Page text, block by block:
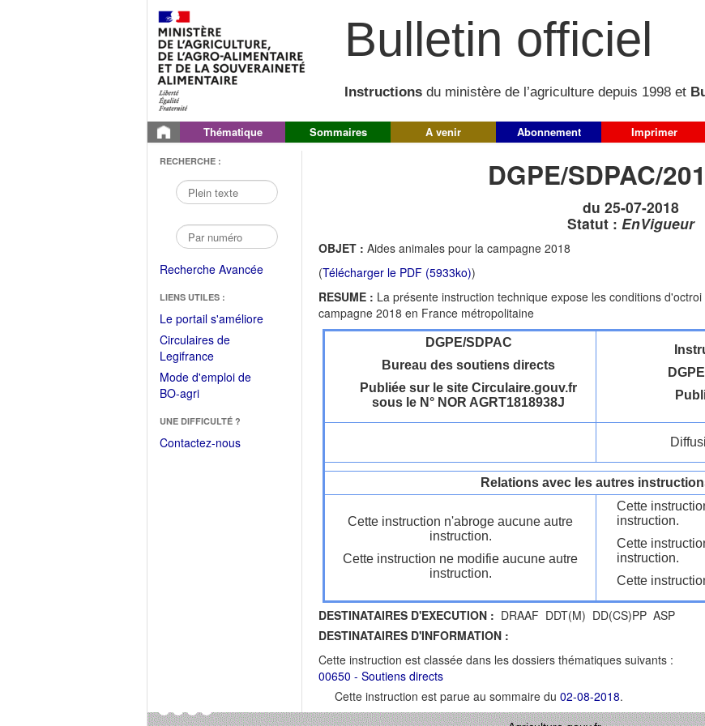
Bulletin officiel
Instructions du ministère de l’agriculture depuis 1998 et
Thématique Sommaires A venir Abonnement Imprimer
RECHERCHE :
Recherche Avancée
LIENS UTILES :
Le portail s'améliore(Fichier
Circulaires de
Legifrance(Ouvrir
dans
une
fenêtre)
Mode d'emploi de
BO-agri(Ouvrir
une
nouvelle
UNE DIFFICULTÉ ?
Contactez-nous
DGPE/SDPAC/
du 25-07-2018
Statut : EnVigueur
OBJET : Aides animales pour la campagne 2018
(Télécharger le PDF (5933ko))
RESUME : La présente instruction technique expose les conditions
campagne 2018 en France métropolitaine
DGPE/SDPAC
Bureau des soutiens directs
Publiée sur le site Circulaire.gouv.fr
sous le N° NOR AGRT1818938J
Relations avec les autres
Cette instruction n'abroge aucune autre
instruction.
Cette instruction ne modifie aucune autre
instruction.
Cette
instruction.
Cette
instruction.
Cette
DESTINATAIRES D'EXECUTION : DRAAF DDT(M) DD(CS)PP ASP
DESTINATAIRES D'INFORMATION :
Cette instruction est classée dans les dossiers thématiques suivants :
00650 - Soutiens directs
Cette instruction est parue au sommaire du 02-08-2018.